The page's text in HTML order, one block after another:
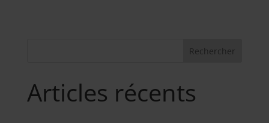
Rechercher
Articles récents